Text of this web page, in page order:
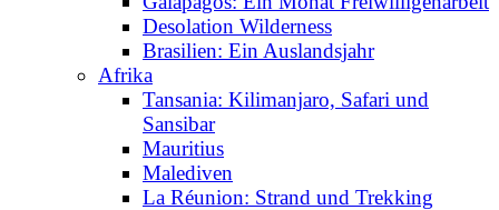
Desolation Wilderness
Brasilien: Ein Auslandsjahr
Afrika
Tansania: Kilimanjaro, Safari und
Sansibar
Mauritius
Malediven
La Réunion: Strand und Trekking